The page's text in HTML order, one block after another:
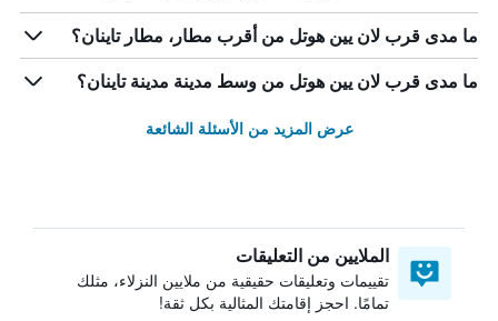
ما مدى قرب لان يين هوتل من أقرب مطار، مطار تاينان؟
ما مدى قرب لان يين هوتل من وسط مدينة مدينة تاينان؟
عرض المزيد من الأسئلة الشائعة
الملايين من التعليقات
تقييمات وتعليقات حقيقية من ملايين النزلاء، مثلك
تمامًا. احجز إقامتك المثالية بكل ثقة!